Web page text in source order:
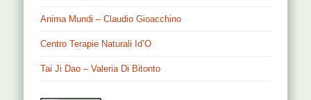
Anima Mundi – Claudio Gioacchino
Centro Terapie Naturali Id’O
Tai Ji Dao – Valeria Di Bitonto